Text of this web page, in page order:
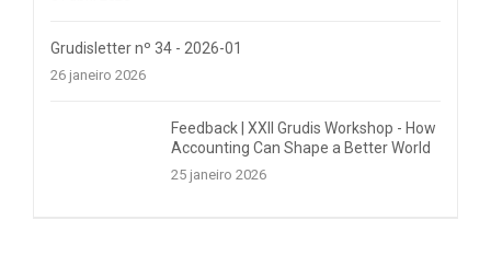
Grudisletter nº 34 - 2026-01
26 janeiro 2026
Feedback | XXII Grudis Workshop - How
Accounting Can Shape a Better World
25 janeiro 2026